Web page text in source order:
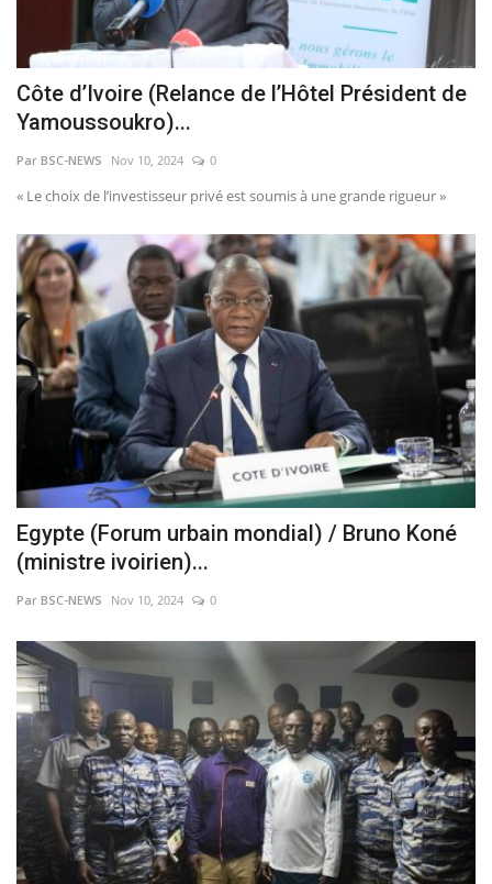
Côte d’Ivoire (Relance de l’Hôtel Président de
Yamoussoukro)...
Par BSC-NEWS Nov 10, 2024 0
« Le choix de l’investisseur privé est soumis à une grande rigueur »
Egypte (Forum urbain mondial) / Bruno Koné
(ministre ivoirien)...
Par BSC-NEWS Nov 10, 2024 0